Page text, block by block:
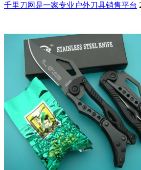
千里刀网是一家专业户外刀具销售平台